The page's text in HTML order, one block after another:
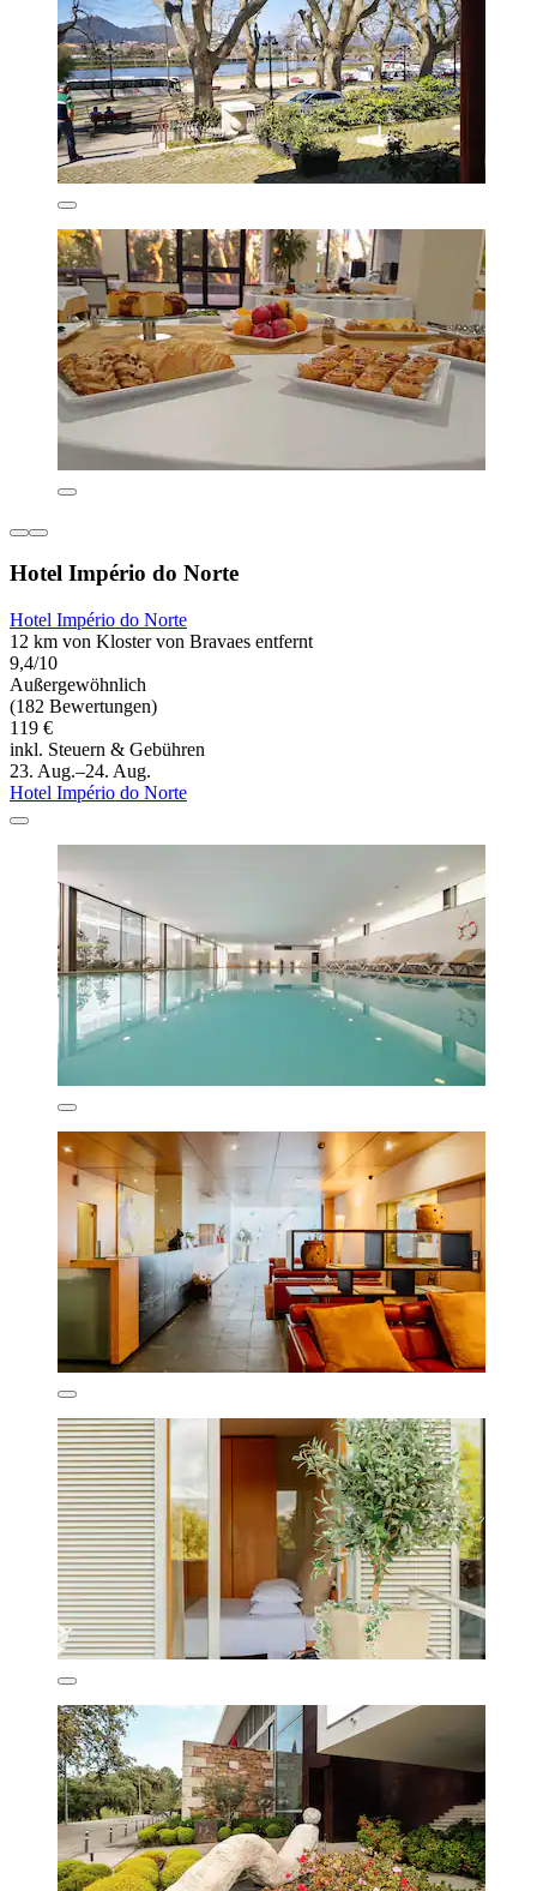
Hotel Império do Norte
Hotel Império do Norte
12 km von Kloster von Bravaes entfernt
9,4/10
Außergewöhnlich
(182 Bewertungen)
119 €
inkl. Steuern & Gebühren
23. Aug.–24. Aug.
Hotel Império do Norte